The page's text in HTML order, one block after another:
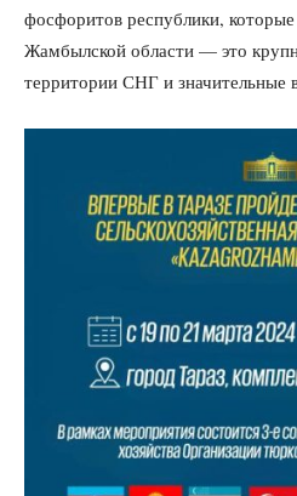
фосфоритов республики,
Жамбылской области — это
территории СНГ и